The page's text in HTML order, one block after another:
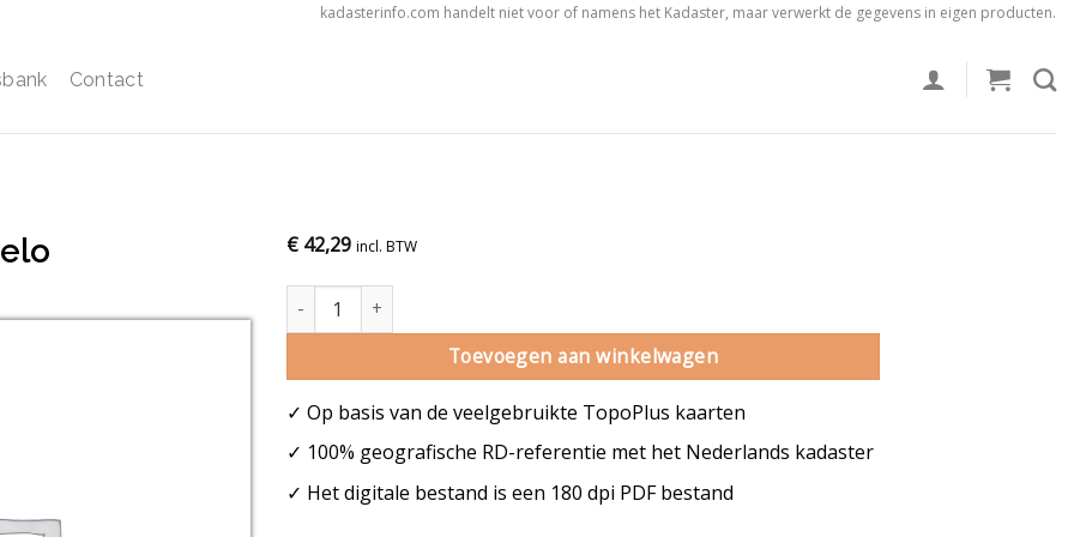
kadasterinfo.com handelt niet voor of namens het Kadaster, maar verwerkt de gegevens in eigen producten.
Contact
€ 42,29 incl. BTW
Gemeentekaart Hengelo aantal
Toevoegen aan winkelwagen
✓ Op basis van de veelgebruikte TopoPlus kaarten
✓ 100% geografische RD-referentie met het Nederlands kadaster
✓ Het digitale bestand is een 180 dpi PDF bestand